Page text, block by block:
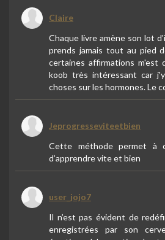
Claire
Chaque livre amène son lot
prends jamais tout au pied
certaines affirmations m'est
koob très intéressant car
choses sur les hormones. Le
Jeprogresseviteetbien
Cette méthode permet à
d’apprendre vite et bien
user_jojo7
Il n’est pas évident de
enregistrées par son